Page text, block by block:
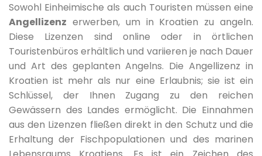
Sowohl Einheimische als auch Touristen müssen eine
Angellizenz erwerben, um in Kroatien zu angeln.
Diese Lizenzen sind online oder in örtlichen
Touristenbüros erhältlich und variieren je nach Dauer
und Art des geplanten Angelns. Die Angellizenz in
Kroatien ist mehr als nur eine Erlaubnis; sie ist ein
Schlüssel, der Ihnen Zugang zu den reichen
Gewässern des Landes ermöglicht. Die Einnahmen
aus den Lizenzen fließen direkt in den Schutz und die
Erhaltung der Fischpopulationen und des marinen